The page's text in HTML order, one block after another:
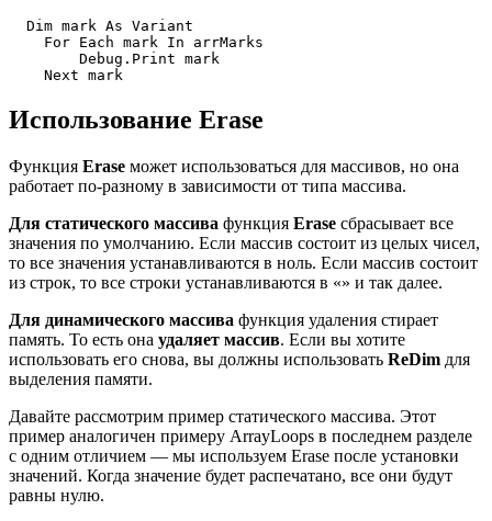
  Dim mark As Variant
    For Each mark In arrMarks
        Debug.Print mark
Использование Erase
Функция Erase может использоваться для массивов, но она
работает по-разному в зависимости от типа массива.
Для статического массива функция Erase сбрасывает все
значения по умолчанию. Если массив состоит из целых чисел,
то все значения устанавливаются в ноль. Если массив состоит
из строк, то все строки устанавливаются в «» и так далее.
Для динамического массива функция удаления стирает
память. То есть она удаляет массив. Если вы хотите
использовать его снова, вы должны использовать ReDim для
выделения памяти.
Давайте рассмотрим пример статического массива. Этот
пример аналогичен примеру ArrayLoops в последнем разделе
с одним отличием — мы используем Erase после установки
значений. Когда значение будет распечатано, все они будут
равны нулю.